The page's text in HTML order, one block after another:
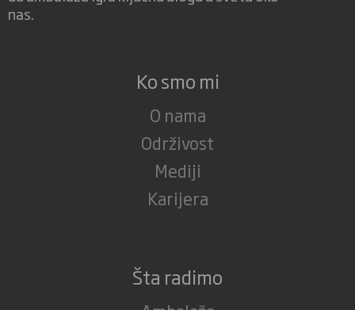
nas.
Ko smo mi
O nama
Održivost
Mediji
Karijera
Šta radimo